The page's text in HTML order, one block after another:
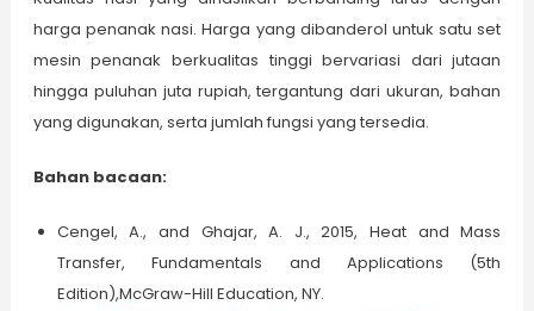
harga penanak nasi. Harga yang dibanderol untuk satu set
mesin penanak berkualitas tinggi bervariasi dari jutaan
hingga puluhan juta rupiah, tergantung dari ukuran, bahan
yang digunakan, serta jumlah fungsi yang tersedia.
Bahan bacaan:
Cengel, A., and Ghajar, A. J., 2015, Heat and Mass
Transfer, Fundamentals and Applications (5th
Edition),McGraw-Hill Education, NY.